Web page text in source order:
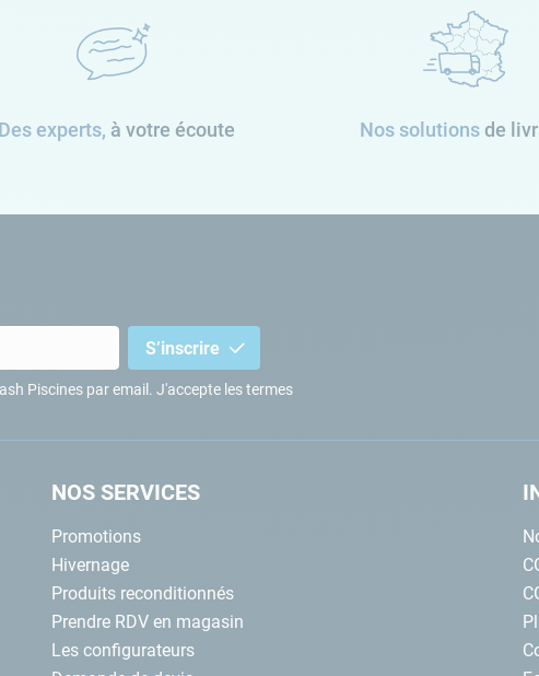
Des experts, à votre écoute Nos solutionsde
S’inscrire
Piscines par email. J'accepte les termes
NOS SERVICES
Promotions
Hivernage
Produits reconditionnés
Prendre RDV en magasin
Les configurateurs